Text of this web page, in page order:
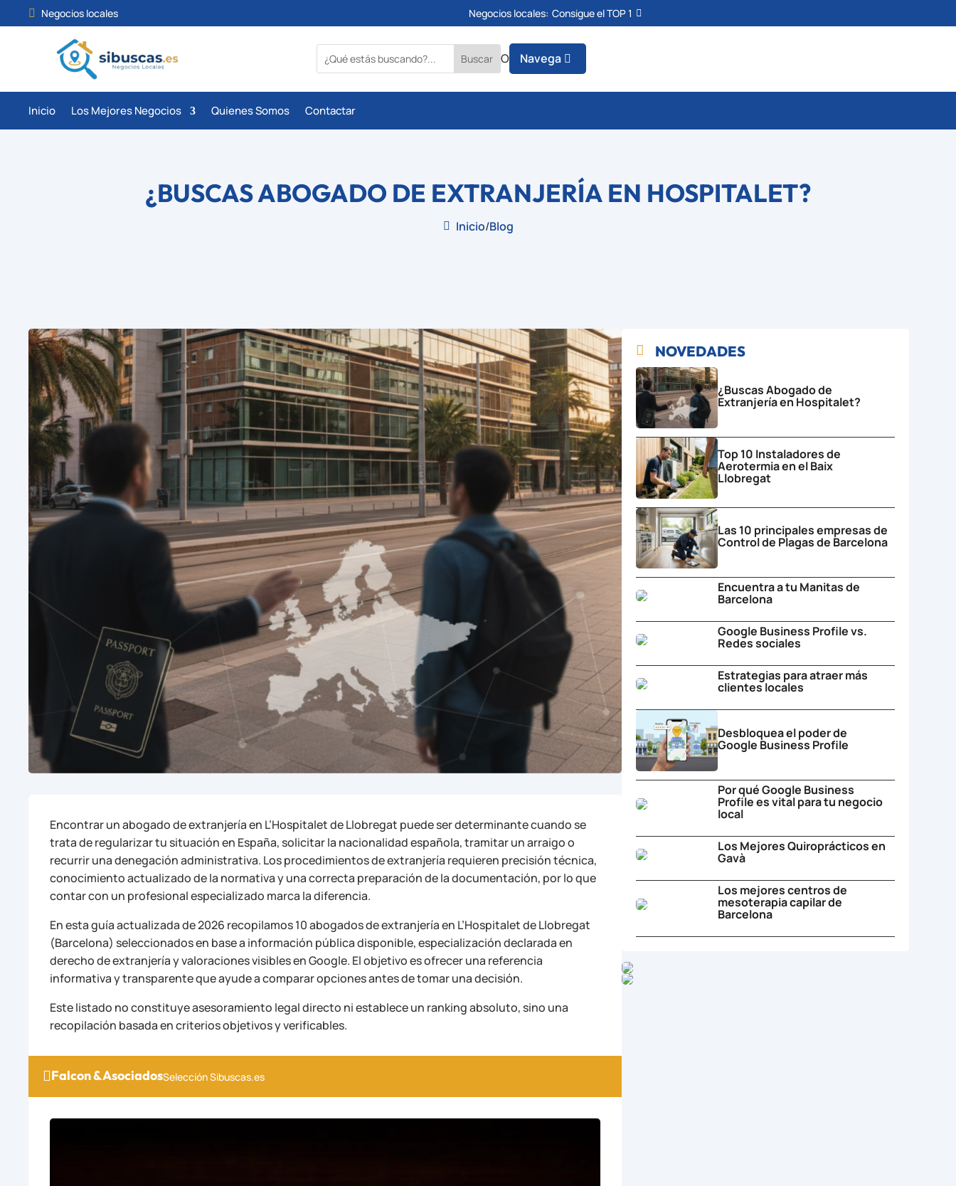
 Negocios locales Negocios locales: Consigue el TOP 1
O Navega
Inicio Los Mejores Negocios Quienes Somos Contactar
¿BUSCAS ABOGADO DE EXTRANJERÍA EN HOSPITALET?
 Inicio/Blog
Encontrar un abogado de extranjería en L’Hospitalet de Llobregat puede ser determinante cuando se
trata de regularizar tu situación en España, solicitar la nacionalidad española, tramitar un arraigo o
recurrir una denegación administrativa. Los procedimientos de extranjería requieren precisión técnica,
conocimiento actualizado de la normativa y una correcta preparación de la documentación, por lo que
contar con un profesional especializado marca la diferencia.
En esta guía actualizada de 2026 recopilamos 10 abogados de extranjería en L’Hospitalet de Llobregat
(Barcelona) seleccionados en base a información pública disponible, especialización declarada en
derecho de extranjería y valoraciones visibles en Google. El objetivo es ofrecer una referencia
informativa y transparente que ayude a comparar opciones antes de tomar una decisión.
Este listado no constituye asesoramiento legal directo ni establece un ranking absoluto, sino una
recopilación basada en criterios objetivos y verificables.
Falcon & AsociadosSelección Sibuscas.es
 NOVEDADES
¿Buscas Abogado de
Extranjería en Hospitalet?
Top 10 Instaladores de
Aerotermia en el Baix
Llobregat
Las 10 principales empresas de
Control de Plagas de Barcelona
Encuentra a tu Manitas de
Barcelona
Google Business Profile vs.
Redes sociales
Estrategias para atraer más
clientes locales
Desbloquea el poder de
Google Business Profile
Por qué Google Business
Profile es vital para tu negocio
local
Los Mejores Quiroprácticos en
Gavà
Los mejores centros de
mesoterapia capilar de
Barcelona